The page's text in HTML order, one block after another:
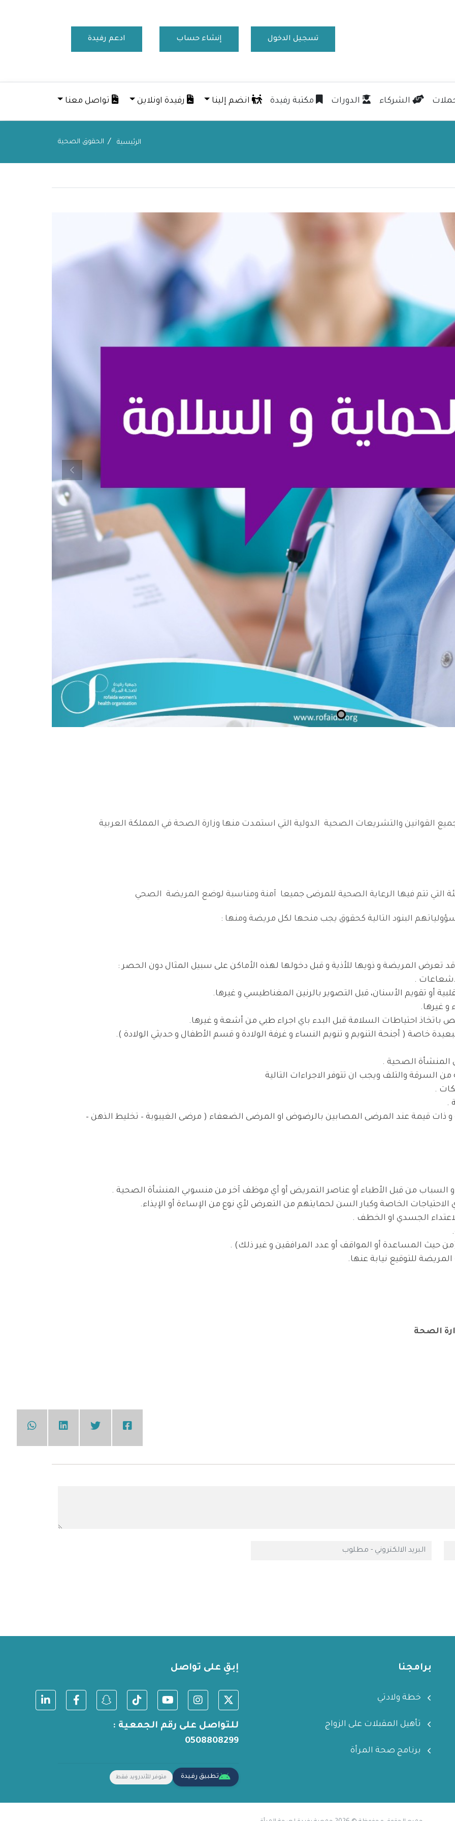
تسجيل الدخول إنشاء حساب ادعم رفيدة
الشركاء الدورات مكتبة رفيدة انضم إلينا رفيدة اونلاين تواصل معنا
الرئيسية الحقوق الصحية
القوانين والتشريعات الصحية الدولية التي استمدت منها وزارة الصحة في المملكة العربية
التي تتم فيها الرعاية الصحية للمرضى جميعا آمنة ومناسبة لوضع المريضة الصحي
البنود التالية كحقوق يجب منحها لكل مريضة ومنها :
قد تعرض المريضة و ذويها للأذية و قبل دخولها لهذه الأماكن على سبيل المثال دون الحصر :
.
أو تقويم الأسنان، قبل التصوير بالرنين المغناطيسي و غيرها.
و غيرها.
احتياطات السلامة قبل البدء باي اجراء طبي من أشعة و غيرها.
خاصة ( أجنحة التنويم و تنويم النساء و غرفة الولادة و قسم الأطفال و حديثي الولادة ).
المنشأة الصحية .
السرقة والتلف ويجب ان تتوفر الاجراءات التالية
.
.
ذات قيمة عند المرضى المصابين بالرضوض او المرضى الضعفاء ( مرضى الغيبوبة – تخليط الذهن –
و السباب من قبل الأطباء أو عناصر التمريض أو أي موظف آخر من منسوبي المنشأة الصحية .
الخاصة وكبار السن لحمايتهم من التعرض لأي نوع من الإساءة أو الإيذاء.
الجسدي او الخطف .
حيث المساعدة أو المواقف أو عدد المرافقين و غير ذلك) .
للتوقيع نيابة عنها.
الصحة
برامجنا
خطة ولادتي
تأهيل المقبلات على الزواج
برنامج صحة المرأة
إبقِ على تواصل
للتواصل على رقم الجمعية :
0508808299
تطبيق رفيدة متوفر للأندرويد فقط